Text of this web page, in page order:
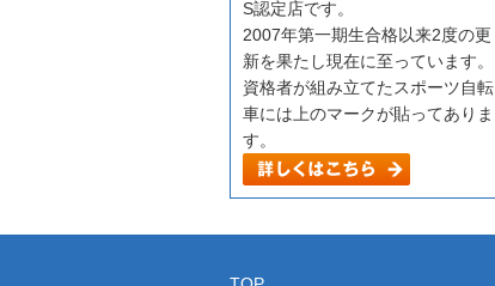
S認定店です。
2007年第一期生合格以来2度の更
新を果たし現在に至っています。
資格者が組み立てたスポーツ自転
車には上のマークが貼ってありま
す。